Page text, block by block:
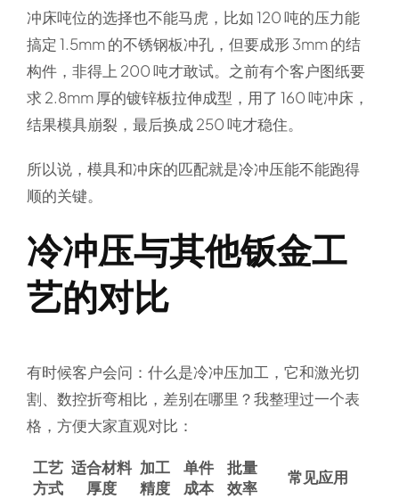
冲床吨位的选择也不能马虎，比如 120 吨的压力能
搞定 1.5mm 的不锈钢板冲孔，但要成形 3mm 的结
构件，非得上 200 吨才敢试。之前有个客户图纸要
求 2.8mm 厚的镀锌板拉伸成型，用了 160 吨冲床，
结果模具崩裂，最后换成 250 吨才稳住。
所以说，模具和冲床的匹配就是冷冲压能不能跑得
顺的关键。
冷冲压与其他钣金工
艺的对比
有时候客户会问： 什么是冷冲压加工 ，它和激光切
割、数控折弯相比，差别在哪里？我整理过一个表
格，方便大家直观对比：
工艺
方式
适合材料
厚度
加工
精度
单件
成本
批量
效率
常见应用